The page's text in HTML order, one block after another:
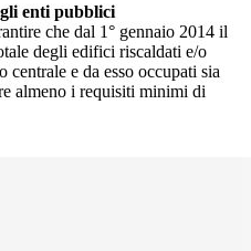
enti pubblici
che dal 1° gennaio 2014 il
degli edifici riscaldati e/o
e da esso occupati sia
almeno i requisiti minimi di